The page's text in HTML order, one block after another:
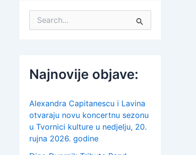
:
Najnovije objave:
Alexandra Capitanescu i Lavina
otvaraju novu koncertnu sezonu
u Tvornici kulture u nedjelju, 20.
rujna 2026. godine